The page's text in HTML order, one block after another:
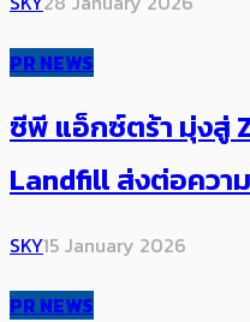
PR NEWS
ซีพี แอ็กซ์ตร้า มุ่งสู่
Landfill ส่งต่อควา
SKY15 January 2026
PR NEWS